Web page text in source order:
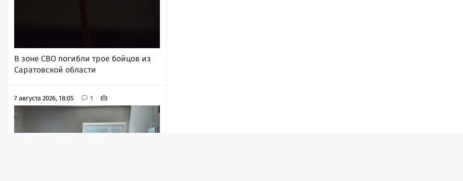
В зоне СВО погибли трое бойцов из
Саратовской области
7 августа 2026, 18:05 1